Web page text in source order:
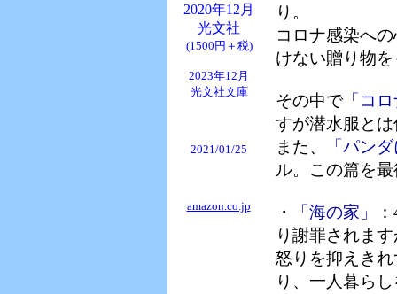
2020年12月
光文社
(1500円＋税)
2023年12月
光文社文庫
2021/01/25
amazon.co.jp
り。
コロナ感染へ
けない贈り物
その中で 「コ
すが潜水服と
また、
「パン
ル。この篇を
・ 「海の家」
り謝罪されま
怒りを抑えき
り、一人暮ら